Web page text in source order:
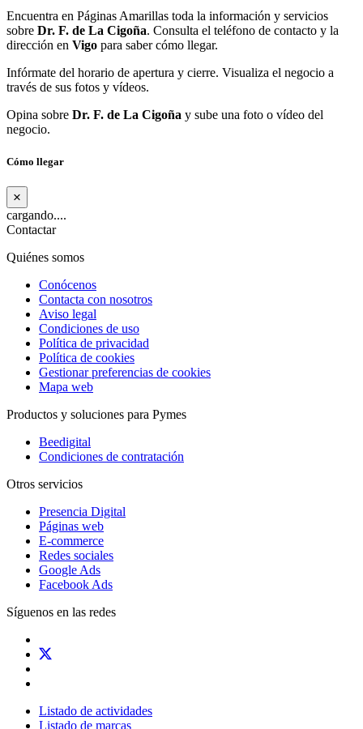
Encuentra en Páginas Amarillas toda la información y servicios
sobre Dr. F. de La Cigoña. Consulta el teléfono de contacto y la
dirección en Vigo para saber cómo llegar.
Infórmate del horario de apertura y cierre. Visualiza el negocio a
través de sus fotos y vídeos.
Opina sobre Dr. F. de La Cigoña y sube una foto o vídeo del
negocio.
Cómo llegar
×
cargando....
Contactar
Quiénes somos
Conócenos
Contacta con nosotros
Aviso legal
Condiciones de uso
Política de privacidad
Política de cookies
Gestionar preferencias de cookies
Mapa web
Productos y soluciones para Pymes
Beedigital
Condiciones de contratación
Otros servicios
Presencia Digital
Páginas web
E-commerce
Redes sociales
Google Ads
Facebook Ads
Síguenos en las redes
Listado de actividades
Listado de marcas